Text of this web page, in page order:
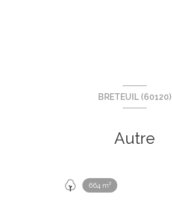
BRETEUIL (60120)
Autre
664 m²